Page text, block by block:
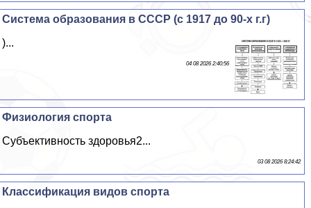
Система образования в СССР (с 1917 до 90-х г.г)
)...
04 08 2026 2:40:56
Физиология спорта
Субъективность здоровья2...
03 08 2026 8:24:42
Классификация видов спорта